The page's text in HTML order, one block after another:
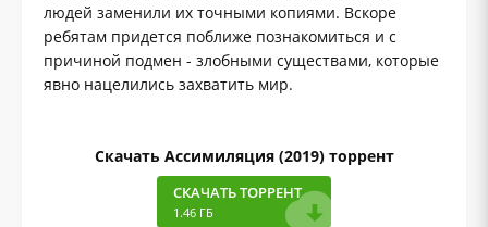
людей заменили их точными копиями. Вскоре
ребятам придется поближе познакомиться и с
причиной подмен - злобными существами, которые
явно нацелились захватить мир.
Скачать Ассимиляция (2019) торрент
СКАЧАТЬ ТОРРЕНТ
1.46 ГБ